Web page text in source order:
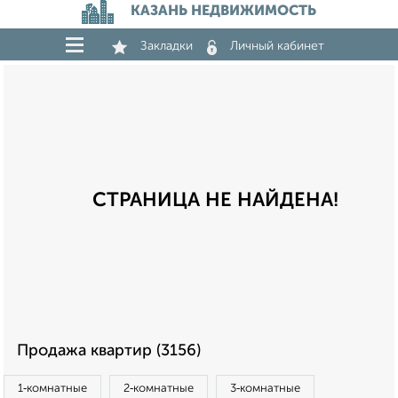
КАЗАНЬ НЕДВИЖИМОСТЬ
Закладки Личный кабинет
СТРАНИЦА НЕ НАЙДЕНА!
Продажа квартир (3156)
1‑комнатные 2‑комнатные 3‑комнатные